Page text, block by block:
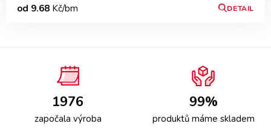
od 9.68 Kč/bm DETAIL
1976
započala výroba
99%
produktů máme skladem